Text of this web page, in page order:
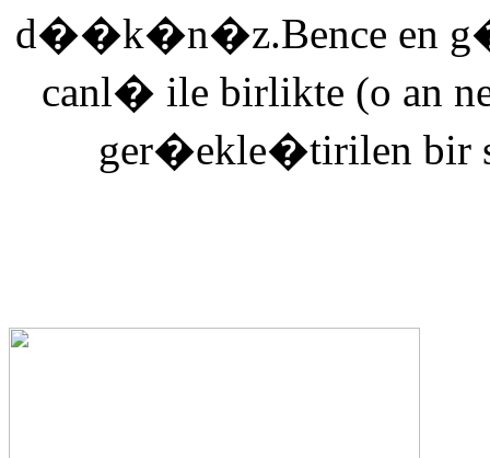
d��k�n�z.Bence en
canl� ile birlikte (o an
ger�ekle�tirilen bir